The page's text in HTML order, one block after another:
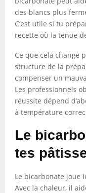
des blancs plus
C’est utile si tu
recette où la tenue
Ce que cela change
structure de la
compenser un
Les professionnels
réussite dépend
à température
Le
tes
Le bicarbonate joue
Avec la chaleur, il